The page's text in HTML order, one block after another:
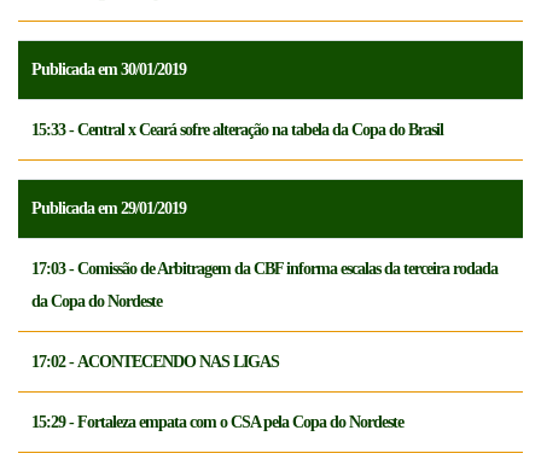
Publicada em 30/01/2019
15:33 - Central x Ceará sofre alteração na tabela da Copa do Brasil
Publicada em 29/01/2019
17:03 - Comissão de Arbitragem da CBF informa escalas da terceira rodada
da Copa do Nordeste
17:02 - ACONTECENDO NAS LIGAS
15:29 - Fortaleza empata com o CSA pela Copa do Nordeste